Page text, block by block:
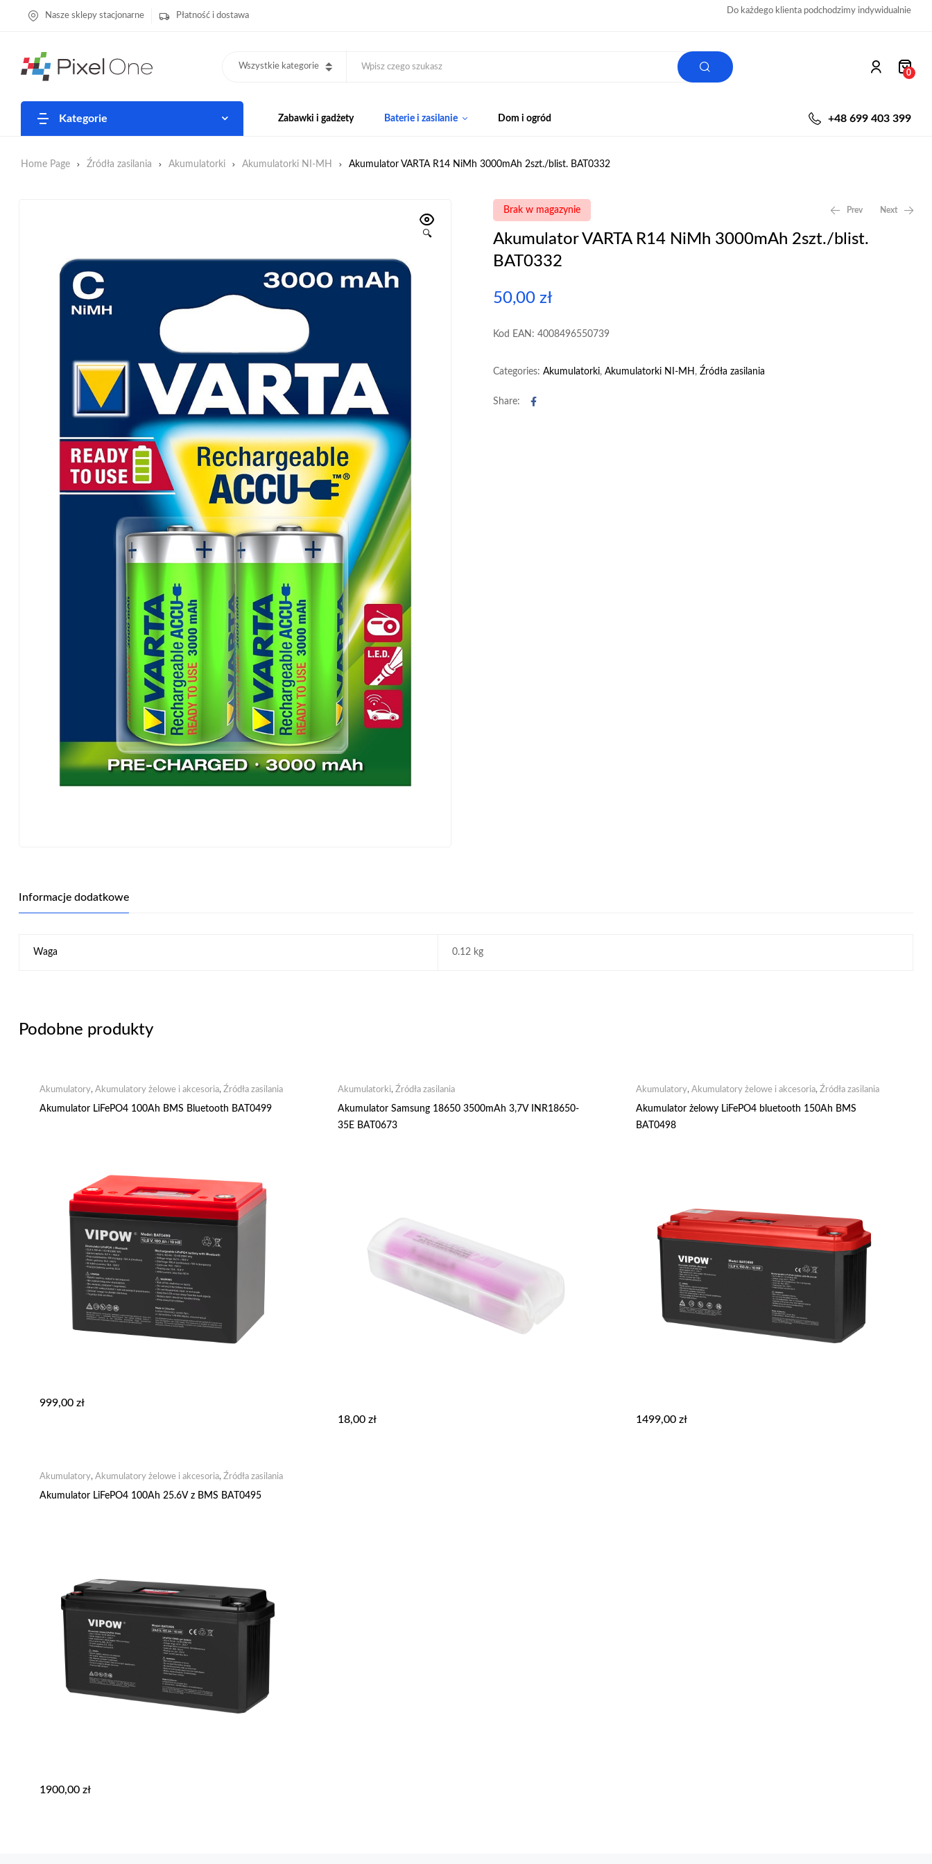
Nasze sklepy stacjonarne Płatność i dostawa Do każdego klienta podchodzimy indywidualnie
Wszystkie kategorie
0
Kategorie Zabawki i gadżety Baterie i zasilanie Dom i ogród +48 699 403 399
Home Page Źródła zasilania Akumulatorki Akumulatorki NI-MH Akumulator VARTA R14 NiMh 3000mAh 2szt./blist. BAT0332
🔍
Brak w magazynie Prev Next
Akumulator VARTA R14 NiMh 3000mAh 2szt./blist.
BAT0332
50,00 zł
Kod EAN: 4008496550739
Categories: Akumulatorki, Akumulatorki NI-MH , Źródła zasilania
Share: Facebook
Informacje dodatkowe
Waga 0.12 kg
Podobne produkty
Akumulatory, Akumulatory żelowe i akcesoria, Źródła zasilania
Akumulator LiFePO4 100Ah BMS Bluetooth BAT0499
999,00 zł
Akumulatorki, Źródła zasilania
Akumulator Samsung 18650 3500mAh 3,7V INR18650-
35E BAT0673
18,00 zł
Akumulatory, Akumulatory żelowe i akcesoria, Źródła zasilania
Akumulator żelowy LiFePO4 bluetooth 150Ah BMS
BAT0498
1499,00 zł
Akumulatory, Akumulatory żelowe i akcesoria, Źródła zasilania
Akumulator LiFePO4 100Ah 25.6V z BMS BAT0495
1900,00 zł